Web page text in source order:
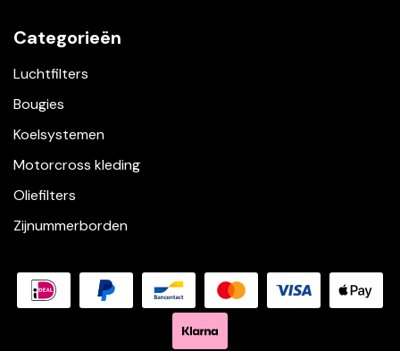
Categorieën
Luchtfilters
Bougies
Koelsystemen
Motorcross kleding
Oliefilters
Zijnummerborden